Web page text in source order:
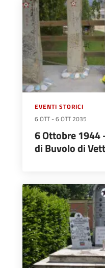
EVENTI STORICI
6 OTT -6 OTT 2035
6 Ottobre 1944
di Buvolo di